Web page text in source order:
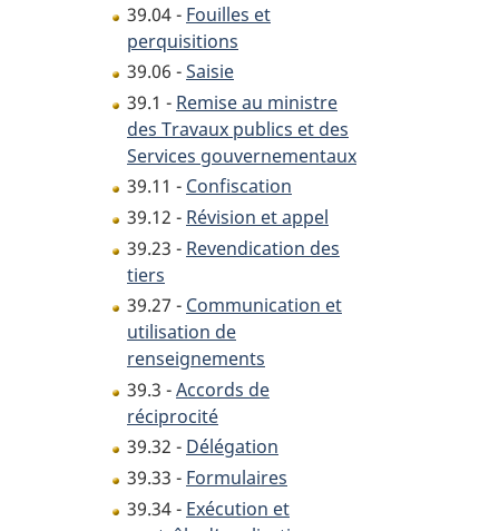
39.04 - Fouilles et
perquisitions
39.06 -Saisie
39.1 - Remise au ministre
des Travaux publics et des
Services gouvernementaux
39.11 - Confiscation
39.12 - Révision et appel
39.23 - Revendication des
tiers
39.27 - Communication et
utilisation de
renseignements
39.3 -Accords de
réciprocité
39.32 - Délégation
39.33 - Formulaires
39.34 - Exécution et